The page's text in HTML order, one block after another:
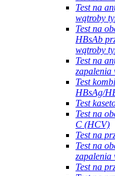
Test na
wątroby
Test na
HBsAb
wątroby
Test na
zapalenia
Test
HBsAg/
Test
Test na
C (HCV)
Test na
Test na
zapalenia
Test na